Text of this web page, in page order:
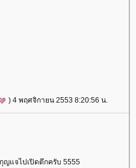
) 4 พฤศจิกายน 2553 8:20:56 น.
ญแจไปเปิดตึกครับ 5555